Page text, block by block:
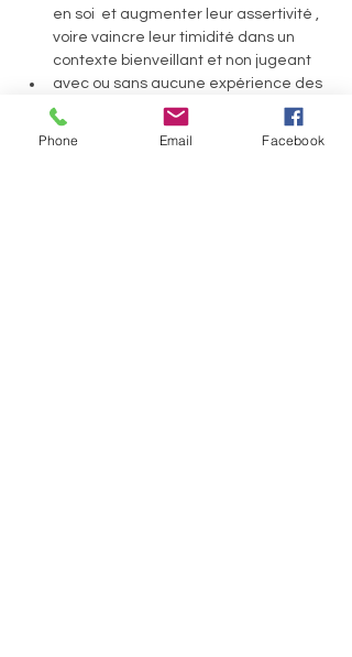
en soi  et augmenter leur assertivité ,
voire vaincre leur timidité dans un
contexte bienveillant et non jugeant
avec ou sans aucune expérience des
jeux d'improvisation !
voir dans
la page événement la
Phone Email Facebook